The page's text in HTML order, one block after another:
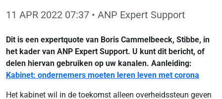
11 APR 2022 07:37 • ANP Expert Support
Dit is een expertquote van Boris Cammelbeeck, Stibbe, in
het kader van ANP Expert Support. U kunt dit bericht, of
delen hiervan gebruiken op uw kanalen. Aanleiding:
Kabinet: ondernemers moeten leren leven met corona
Het kabinet wil in de toekomst alleen overheidssteun geven